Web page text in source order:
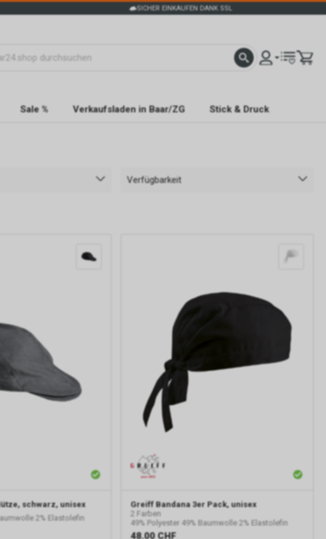
SICHER EINKAUFEN DANK SSL
Sale % Verkaufsladen in Baar/ZG Stick & Druck
Verfügbarkeit
schwarz, unisex
2% Elastolefin
Greiff Bandana 3er Pack, unisex
2 Farben
49% Polyester 49% Baumwolle 2% Elastolefin
48.00 CHF